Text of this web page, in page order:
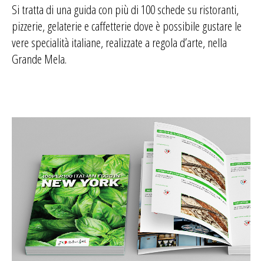
Si tratta di una guida con più di 100 schede su ristoranti,
pizzerie, gelaterie e caffetterie dove è possibile gustare le
vere specialità italiane, realizzate a regola d’arte, nella
Grande Mela.